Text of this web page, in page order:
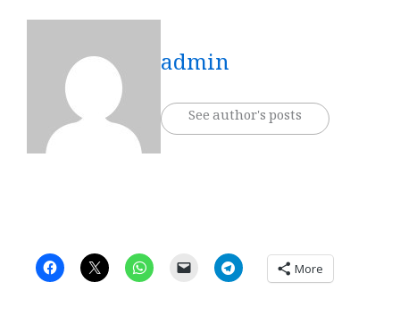
admin
See author's posts
More